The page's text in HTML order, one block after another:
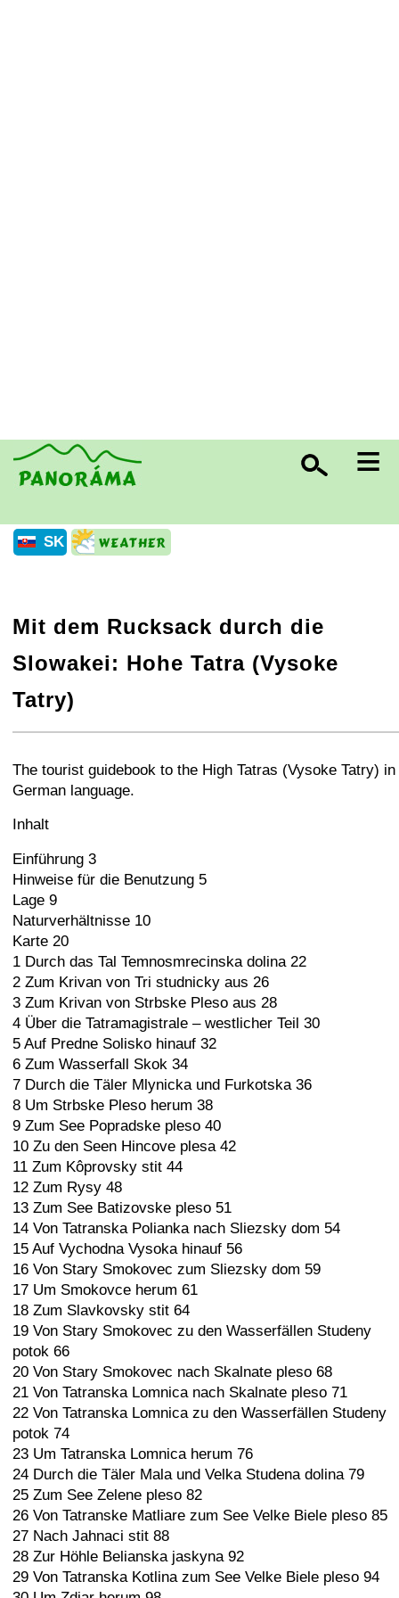
≡
SK
Mit dem Rucksack durch die
Slowakei: Hohe Tatra (Vysoke
Tatry)
+ − ⛶
The tourist guidebook to the High Tatras (Vysoke Tatry) in
German language.
Inhalt
Einführung 3
Hinweise für die Benutzung 5
Lage 9
Naturverhältnisse 10
Karte 20
1 Durch das Tal Temnosmrecinska dolina 22
2 Zum Krivan von Tri studnicky aus 26
3 Zum Krivan von Strbske Pleso aus 28
4 Über die Tatramagistrale – westlicher Teil 30
5 Auf Predne Solisko hinauf 32
6 Zum Wasserfall Skok 34
7 Durch die Täler Mlynicka und Furkotska 36
8 Um Strbske Pleso herum 38
9 Zum See Popradske pleso 40
10 Zu den Seen Hincove plesa 42
11 Zum Kôprovsky stit 44
12 Zum Rysy 48
13 Zum See Batizovske pleso 51
14 Von Tatranska Polianka nach Sliezsky dom 54
15 Auf Vychodna Vysoka hinauf 56
16 Von Stary Smokovec zum Sliezsky dom 59
17 Um Smokovce herum 61
18 Zum Slavkovsky stit 64
19 Von Stary Smokovec zu den Wasserfällen Studeny
potok 66
20 Von Stary Smokovec nach Skalnate pleso 68
21 Von Tatranska Lomnica nach Skalnate pleso 71
22 Von Tatranska Lomnica zu den Wasserfällen Studeny
potok 74
23 Um Tatranska Lomnica herum 76
24 Durch die Täler Mala und Velka Studena dolina 79
25 Zum See Zelene pleso 82
26 Von Tatranske Matliare zum See Velke Biele pleso 85
27 Nach Jahnaci stit 88
28 Zur Höhle Belianska jaskyna 92
29 Von Tatranska Kotlina zum See Velke Biele pleso 94